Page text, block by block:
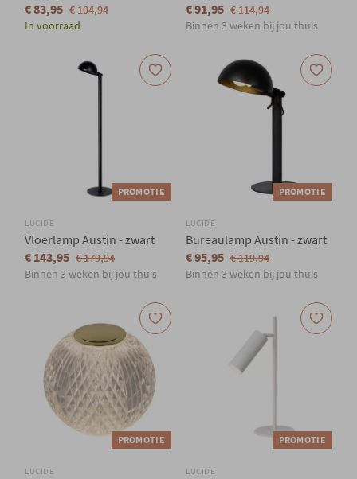
€ 83,95 € 104,94
In voorraad
€ 91,95 € 114,94
Binnen 3 weken bij jou thuis
PROMOTIE
LUCIDE
Vloerlamp Austin - zwart
€ 143,95 € 179,94
Binnen 3 weken bij jou thuis
PROMOTIE
LUCIDE
Bureaulamp Austin - zwart
€ 95,95 € 119,94
Binnen 3 weken bij jou thuis
PROMOTIE
LUCIDE
PROMOTIE
LUCIDE